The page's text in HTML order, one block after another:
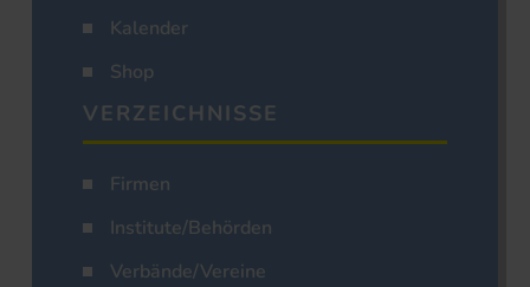
Kalender
Shop
VERZEICHNISSE
Firmen
Institute/Behörden
Verbände/Vereine